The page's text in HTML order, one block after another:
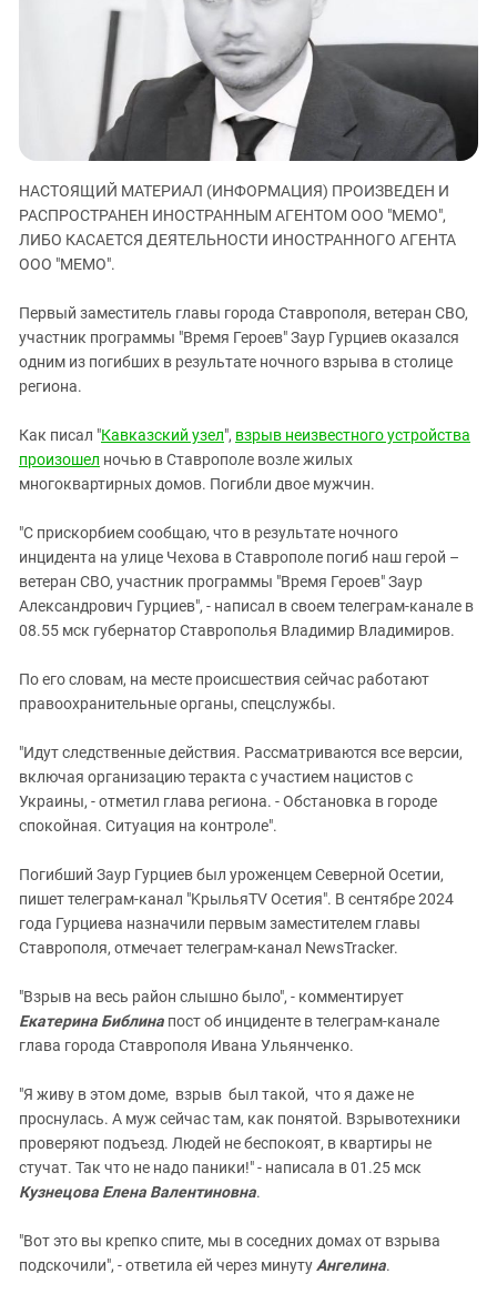
ЗАСТАВЛЯЕТ
КАВКАЗ ЗА ПАЛЕСТИНУ
ИНАКОМЫСЛИЕ В ЧЕЧНЕ
ПРЕСЛЕДОВАНИЕ АКТИВИСТОВ
МОБИЛИЗАЦИЯ И ПРОТЕСТЫ
Кабардино-Балкария
Калмыкия
Карачаево-Черкесия
Краснодарский край
Нагорный Карабах
Российская Федерация
Северная Осетия - Алания
СКФО
Ставропольский край
Чечня
Южная Осетия
ЮФО
НАСТОЯЩИЙ МАТЕРИАЛ (ИНФОРМАЦИЯ) ПРОИЗВЕДЕН И
РАСПРОСТРАНЕН ИНОСТРАННЫМ АГЕНТОМ ООО "МЕМО",
ЛИБО КАСАЕТСЯ ДЕЯТЕЛЬНОСТИ ИНОСТРАННОГО АГЕНТА
ООО "МЕМО".
Первый заместитель главы города Ставрополя, ветеран СВО,
участник программы "Время Героев" Заур Гурциев оказался
одним из погибших в результате ночного взрыва в столице
региона.
Как писал "Кавказский узел", взрыв неизвестного устройства
произошел ночью в Ставрополе возле жилых
многоквартирных домов. Погибли двое мужчин.
"С прискорбием сообщаю, что в результате ночного
инцидента на улице Чехова в Ставрополе погиб наш герой –
ветеран СВО, участник программы "Время Героев" Заур
Александрович Гурциев", - написал в своем телеграм-канале в
08.55 мск губернатор Ставрополья Владимир Владимиров.
По его словам, на месте происшествия сейчас работают
правоохранительные органы, спецслужбы.
"Идут следственные действия. Рассматриваются все версии,
включая организацию теракта с участием нацистов с
Украины, - отметил глава региона. - Обстановка в городе
спокойная. Ситуация на контроле".
Погибший Заур Гурциев был уроженцем Северной Осетии,
пишет телеграм-канал "KрыльяTV Осетия". В сентябре 2024
года Гурциева назначили первым заместителем главы
Ставрополя, отмечает телеграм-канал NewsTracker.
"Взрыв на весь район слышно было", - комментирует
Екатерина Библина пост об инциденте в телеграм-канале
глава города Ставрополя Ивана Ульянченко.
"Я живу в этом доме, взрыв был такой, что я даже не
проснулась. А муж сейчас там, как понятой. Взрывотехники
проверяют подъезд. Людей не беспокоят, в квартиры не
стучат. Так что не надо паники!" - написала в 01.25 мск
Кузнецова Елена Валентиновна.
"Вот это вы крепко спите, мы в соседних домах от взрыва
подскочили", - ответила ей через минутуАнгелина.